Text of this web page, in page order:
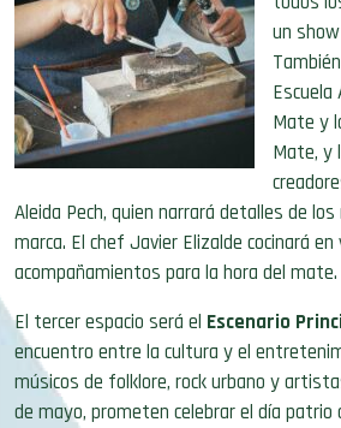
un
Escuela
Mate y
Mate, y
Aleida Pech, quien narrará detalles de
marca. El chef Javier Elizalde cocinará
acompañamientos para la hora del mate.
El tercer espacio será el Escenario
encuentro entre la cultura y el
músicos de folklore, rock urbano y
de mayo, prometen celebrar el día patrio